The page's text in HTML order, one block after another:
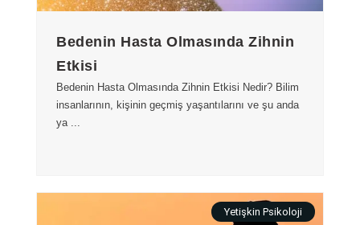
Bedenin Hasta Olmasında Zihnin
Etkisi
Bedenin Hasta Olmasında Zihnin Etkisi Nedir? Bilim
insanlarının, kişinin geçmiş yaşantılarını ve şu anda
ya ...
Yetişkin Psikoloji